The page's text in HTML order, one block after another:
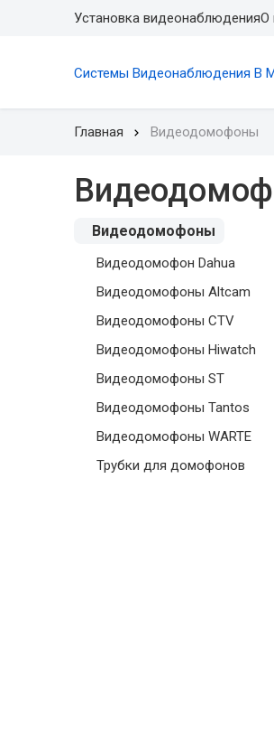
Установка видеонаблюденияО
Системы Видеонаблюдения В
Главная Видеодомофоны
Видеодомофоны
Видеодомофон Dahua
Видеодомофоны Altcam
Видеодомофоны CTV
Видеодомофоны Hiwatch
Видеодомофоны ST
Видеодомофоны Tantos
Видеодомофоны WARTE
Трубки для домофонов